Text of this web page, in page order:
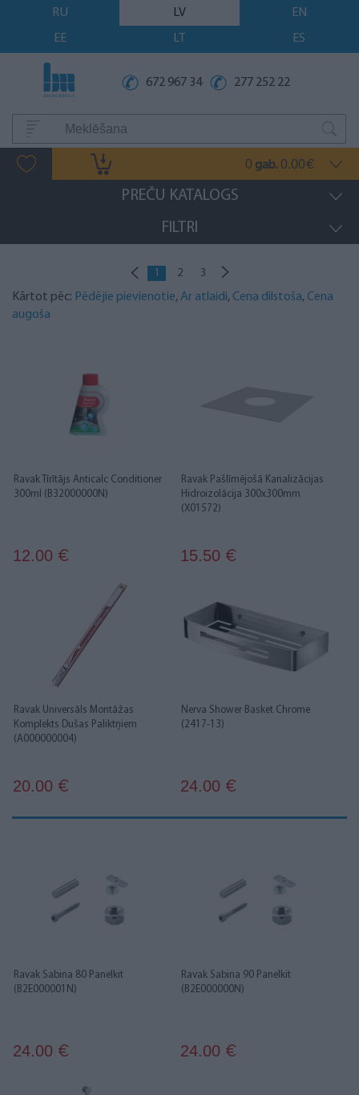
RU LV
EN
EE
LT ES
672 967 34 277 252 22
0 gab. 0.00€
PREČU KATALOGS
FILTRI
1 2 3
Kārtot pēc: Pēdējie pievienotie,Ar atlaidi, Cena dilstoša, Cena
augoša
Ravak Tīrītājs Anticalc Conditioner
300ml (B32000000N)
12.00 €
Ravak Pašlīmējošā Kanalizācijas
Hidroizolācija 300x300mm
(X01572)
15.50 €
Ravak Universāls Montāžas
Komplekts Dušas Paliktņiem
(A000000004)
20.00 €
Nerva Shower Basket Chrome
(2417-13)
24.00 €
Ravak Sabina 80 Panelkit
(B2E000001N)
24.00 €
Ravak Sabina 90 Panelkit
(B2E000000N)
24.00 €